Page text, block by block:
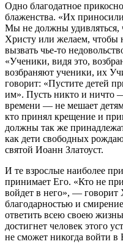
Одно благодатное
блаженства. «Их
Мы не должны удивляться,
Христу или желаем,
вызвать чье-то
«Ученики, видя это,
возбраняют ученики, их
говорит: «Пустите детей
им». Пусть никто и ничто
времени — не мешает
кто принял крещение и
должны так же
как дети свободных
святой Иоанн Златоуст.
И те взрослые наиболее
принимает Его. «Кто не
войдет в него», —
благодарностью и
ответить всею своею
достигнет человек этого
не сможет никогда войти в